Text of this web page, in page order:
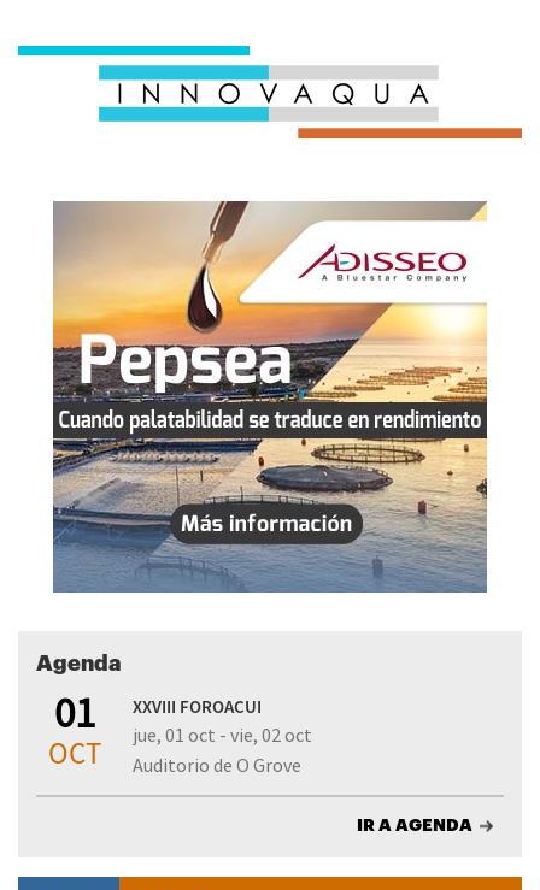
Agenda
01
OCT
XXVIII FOROACUI
jue, 01 oct - vie, 02 oct
Auditorio de O Grove
IR A AGENDA